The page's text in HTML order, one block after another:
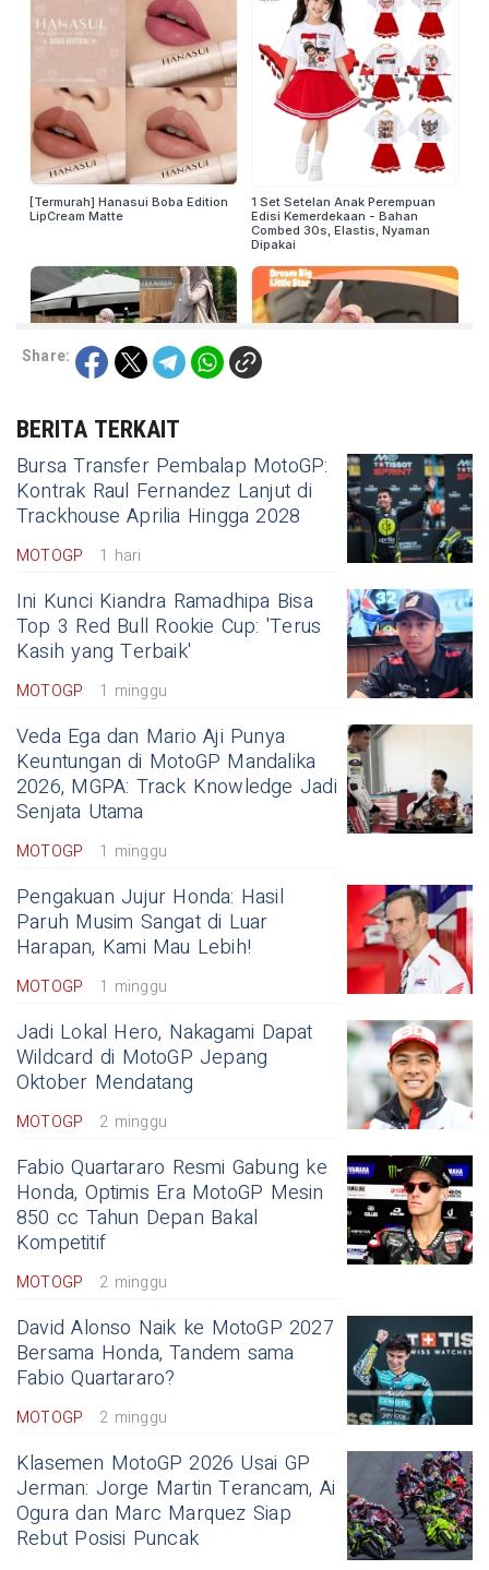
Share:
BERITA TERKAIT
Bursa Transfer Pembalap MotoGP:
Kontrak Raul Fernandez Lanjut di
Trackhouse Aprilia Hingga 2028
MOTOGP 1 hari
Ini Kunci Kiandra Ramadhipa Bisa
Top 3 Red Bull Rookie Cup: 'Terus
Kasih yang Terbaik'
MOTOGP 1 minggu
Veda Ega dan Mario Aji Punya
Keuntungan di MotoGP Mandalika
2026, MGPA: Track Knowledge Jadi
Senjata Utama
MOTOGP 1 minggu
Pengakuan Jujur Honda: Hasil
Paruh Musim Sangat di Luar
Harapan, Kami Mau Lebih!
MOTOGP 1 minggu
Jadi Lokal Hero, Nakagami Dapat
Wildcard di MotoGP Jepang
Oktober Mendatang
MOTOGP 2 minggu
Fabio Quartararo Resmi Gabung ke
Honda, Optimis Era MotoGP Mesin
850 cc Tahun Depan Bakal
Kompetitif
MOTOGP 2 minggu
David Alonso Naik ke MotoGP 2027
Bersama Honda, Tandem sama
Fabio Quartararo?
MOTOGP 2 minggu
Klasemen MotoGP 2026 Usai GP
Jerman: Jorge Martin Terancam, Ai
Ogura dan Marc Marquez Siap
Rebut Posisi Puncak